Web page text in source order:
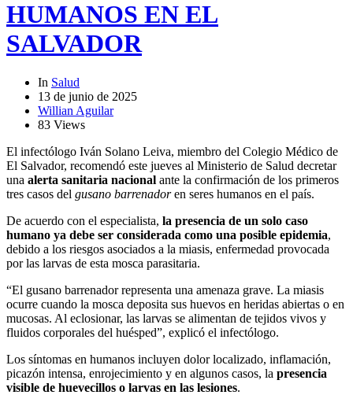
HUMANOS EN EL
SALVADOR
In Salud
13 de junio de 2025
Willian Aguilar
83 Views
El infectólogo Iván Solano Leiva, miembro del Colegio Médico de
El Salvador, recomendó este jueves al Ministerio de Salud decretar
una alerta sanitaria nacional ante la confirmación de los primeros
tres casos del gusano barrenadoren seres humanos en el país.
De acuerdo con el especialista, la presencia de un solo caso
humano ya debe ser considerada como una posible epidemia,
debido a los riesgos asociados a la miasis, enfermedad provocada
por las larvas de esta mosca parasitaria.
“El gusano barrenador representa una amenaza grave. La miasis
ocurre cuando la mosca deposita sus huevos en heridas abiertas o en
mucosas. Al eclosionar, las larvas se alimentan de tejidos vivos y
fluidos corporales del huésped”, explicó el infectólogo.
Los síntomas en humanos incluyen dolor localizado, inflamación,
picazón intensa, enrojecimiento y en algunos casos, la presencia
visible de huevecillos o larvas en las lesiones.